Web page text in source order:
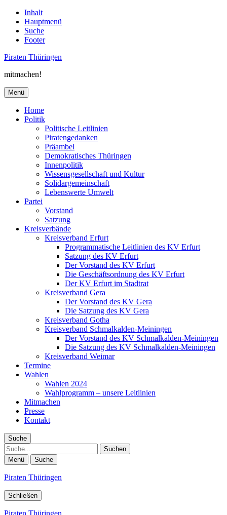
Inhalt
Hauptmenü
Suche
Footer
Piraten Thüringen
mitmachen!
Menü
Home
Politik
Politische Leitlinien
Piratengedanken
Präambel
Demokratisches Thüringen
Innenpolitik
Wissensgesellschaft und Kultur
Solidargemeinschaft
Lebenswerte Umwelt
Partei
Vorstand
Satzung
Kreisverbände
Kreisverband Erfurt
Programmatische Leitlinien des KV Erfurt
Satzung des KV Erfurt
Der Vorstand des KV Erfurt
Die Geschäftsordnung des KV Erfurt
Der KV Erfurt im Stadtrat
Kreisverband Gera
Der Vorstand des KV Gera
Die Satzung des KV Gera
Kreisverband Gotha
Kreisverband Schmalkalden-Meiningen
Der Vorstand des KV Schmalkalden-Meiningen
Die Satzung des KV Schmalkalden-Meiningen
Kreisverband Weimar
Termine
Wahlen
Wahlen 2024
Wahlprogramm – unsere Leitlinien
Mitmachen
Presse
Kontakt
Suche
Suche
Menü Suche
Piraten Thüringen
Schließen
Piraten Thüringen